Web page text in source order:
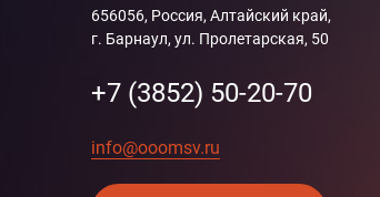
656056, Россия, Алтайский край,
г. Барнаул, ул. Пролетарская, 50
+7 (3852) 50-20-70
info@ooomsv.ru